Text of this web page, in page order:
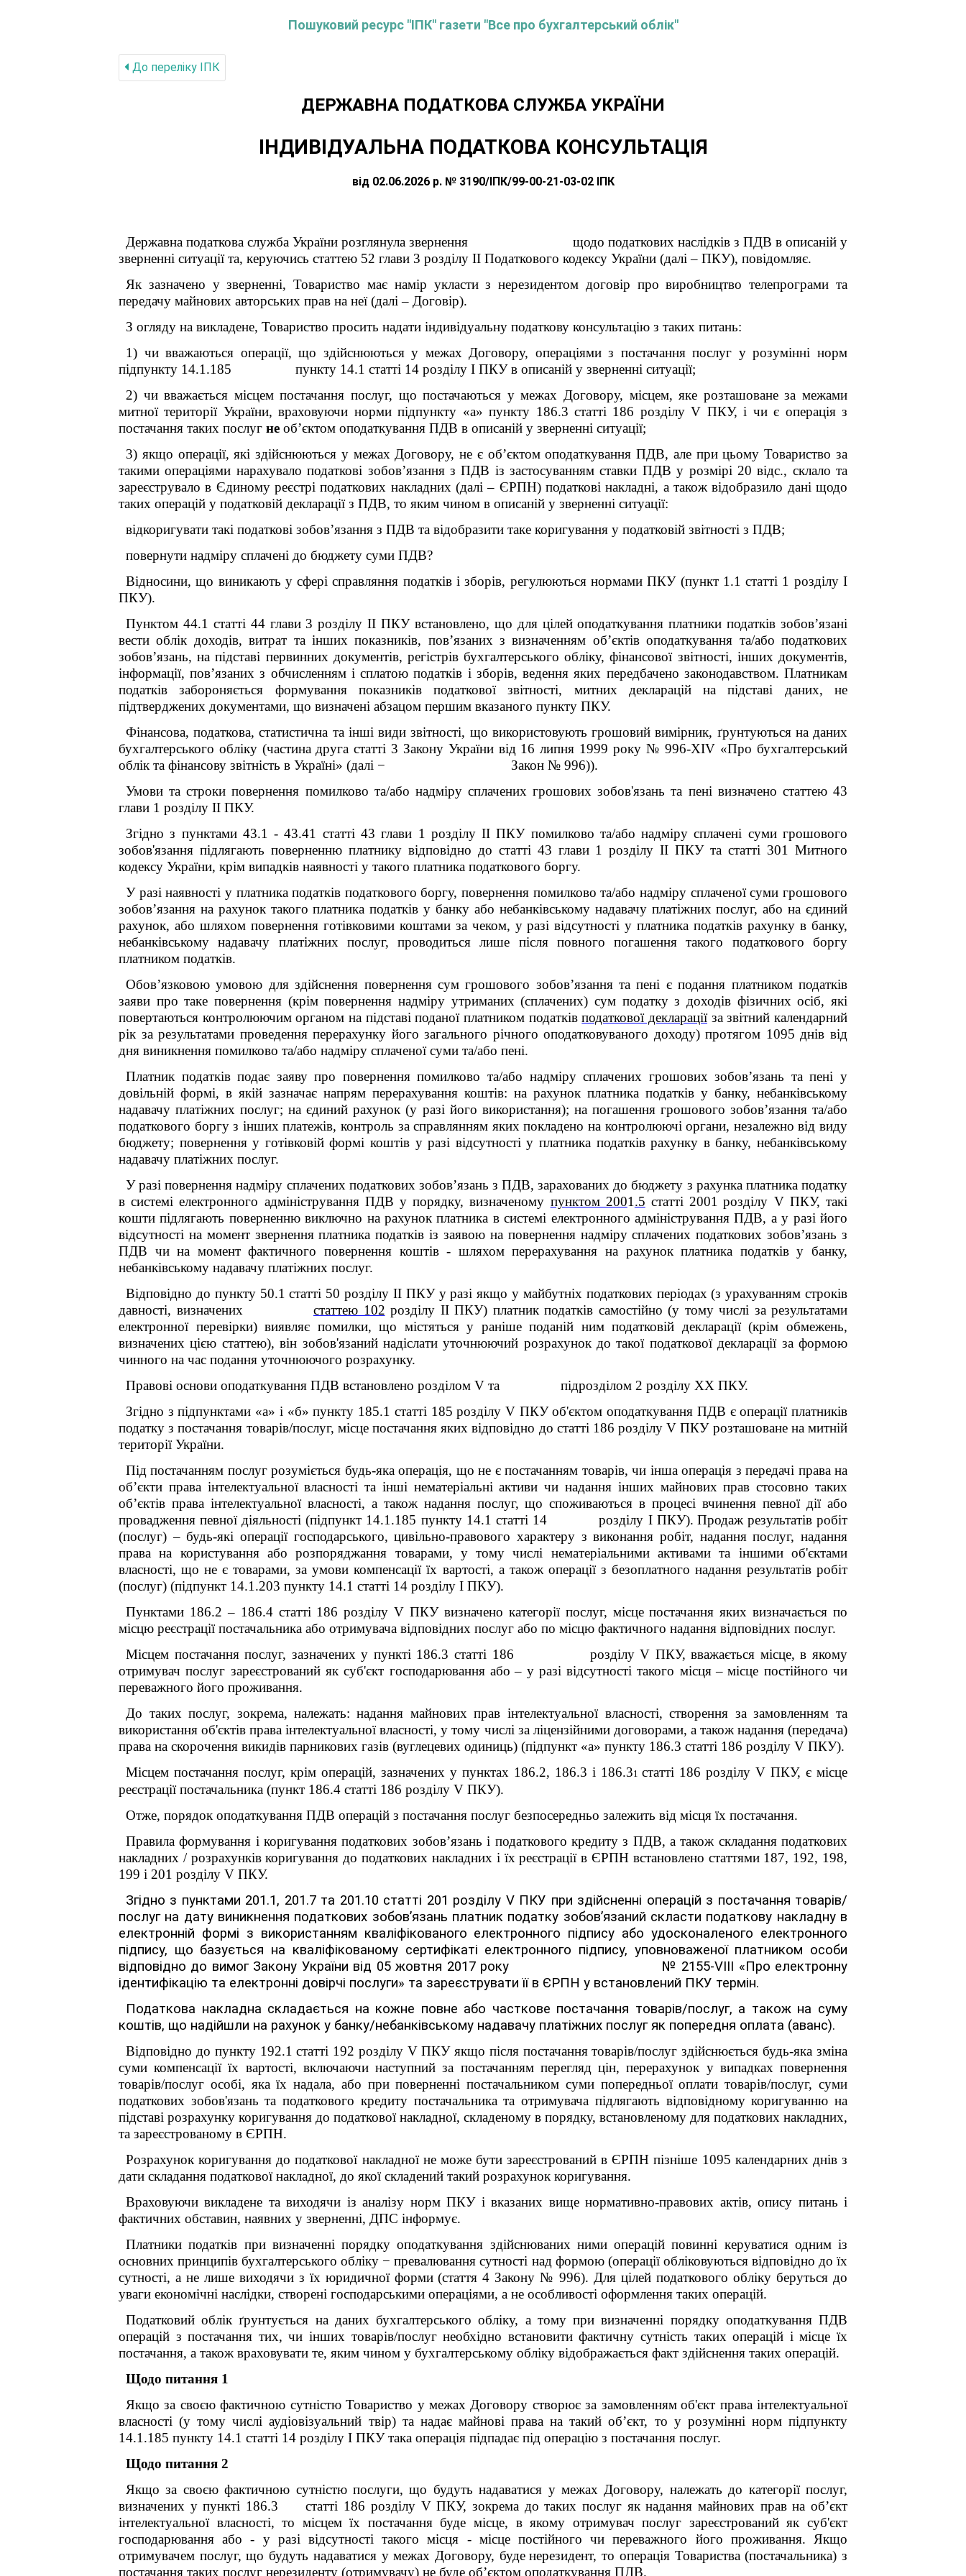
Пошуковий ресурс "ІПК" газети "Все про бухгалтерський облік"
До переліку IПК
ДЕРЖАВНА ПОДАТКОВА СЛУЖБА УКРАЇНИ
ІНДИВІДУАЛЬНА ПОДАТКОВА КОНСУЛЬТАЦІЯ
від 02.06.2026 р. № 3190/ІПК/99-00-21-03-02 ІПК
Державна податкова служба України розглянула звернення щодо податкових наслідків з ПДВ в описаній у
зверненні ситуації та, керуючись статтею 52 глави 3 розділу ІІ Податкового кодексу України (далі – ПКУ), повідомляє.
Як зазначено у зверненні, Товариство має намір укласти з нерезидентом договір про виробництво телепрограми та
передачу майнових авторських прав на неї (далі – Договір).
З огляду на викладене, Товариство просить надати індивідуальну податкову консультацію з таких питань:
1) чи вважаються операції, що здійснюються у межах Договору, операціями з постачання послуг у розумінні норм
підпункту 14.1.185 пункту 14.1 статті 14 розділу I ПКУв описаній у зверненні ситуації;
2) чи вважається місцем постачання послуг, що постачаються у межах Договору, місцем, яке розташоване за межами
митної території України, враховуючи норми підпункту «а»пункту 186.3 статті 186 розділу V ПКУ, і чи є операція з
постачання таких послуг не об’єктом оподаткування ПДВ в описаній у зверненні ситуації;
3) якщо операції, які здійснюються у межах Договору, не є об’єктом оподаткування ПДВ, але при цьому Товариство за
такими операціями нарахувало податкові зобов’язання з ПДВ із застосуванням ставки ПДВ у розмірі 20 відс., склало та
зареєструвало в Єдиному реєстрі податкових накладних (далі – ЄРПН) податкові накладні, а також відобразило дані щодо
таких операцій у податковій декларації з ПДВ, то яким чином в описаній у зверненні ситуації:
відкоригувати такі податкові зобов’язання з ПДВ та відобразити таке коригування у податковій звітності з ПДВ;
повернути надміру сплачені до бюджету суми ПДВ?
Відносини, що виникають у сфері справляння податків і зборів, регулюються нормами ПКУ (пункт 1.1 статті 1 розділу І
ПКУ).
Пунктом 44.1 статті 44 глави 3 розділу ІІ ПКУ встановлено, що для цілей оподаткування платники податків зобов’язані
вести облік доходів, витрат та інших показників, пов’язаних з визначенням об’єктів оподаткування та/або податкових
зобов’язань, на підставі первинних документів, регістрів бухгалтерського обліку, фінансової звітності, інших документів,
інформації, пов’язаних з обчисленням і сплатою податків і зборів, ведення яких передбачено законодавством. Платникам
податків забороняється формування показників податкової звітності, митних декларацій на підставі даних, не
підтверджених документами, що визначені абзацом першим вказаного пункту ПКУ.
Фінансова, податкова, статистична та інші види звітності, що використовують грошовий вимірник, ґрунтуються на даних
бухгалтерського обліку (частина друга статті 3 Закону України від 16 липня 1999 року № 996-XIV «Про бухгалтерський
облік та фінансову звітність в Україні» (далі − Закон № 996)).
Умови та строки повернення помилково та/або надміру сплачених грошових зобов'язань та пені визначено статтею 43
глави 1 розділу II ПКУ.
Згідно з пунктами 43.1 -43.41
статті 43 глави 1 розділу II ПКУ помилково та/або надміру сплачені суми грошового
зобов'язання підлягають поверненню платнику відповідно до статті 43 глави 1 розділу II ПКУ та статті 301 Митного
кодексу України, крім випадків наявності у такого платника податкового боргу.
У разі наявності у платника податків податкового боргу, повернення помилково та/або надміру сплаченої суми грошового
зобов’язання на рахунок такого платника податків у банку або небанківському надавачу платіжних послуг, або на єдиний
рахунок, або шляхом повернення готівковими коштами за чеком, у разі відсутності у платника податків рахунку в банку,
небанківському надавачу платіжних послуг, проводиться лише після повного погашення такого податкового боргу
платником податків.
Обов’язковою умовою для здійснення повернення сум грошового зобов’язання та пені є подання платником податків
заяви про таке повернення (крім повернення надміру утриманих (сплачених) сум податку з доходів фізичних осіб, які
повертаються контролюючим органом на підставі поданої платником податківподаткової деклараціїза звітний календарний
рік за результатами проведення перерахунку його загального річного оподатковуваного доходу) протягом 1095 днів від
дня виникнення помилково та/або надміру сплаченої суми та/або пені.
Платник податків подає заяву про повернення помилково та/або надміру сплачених грошових зобов’язань та пені у
довільній формі, в якій зазначає напрям перерахування коштів: на рахунок платника податків у банку, небанківському
надавачу платіжних послуг; на єдиний рахунок (у разі його використання); на погашення грошового зобов’язання та/або
податкового боргу з інших платежів, контроль за справлянням яких покладено на контролюючі органи, незалежно від виду
бюджету; повернення у готівковій формі коштів у разі відсутності у платника податків рахунку в банку, небанківському
надавачу платіжних послуг.
У разі повернення надміру сплачених податкових зобов’язань зПДВ, зарахованих до бюджету з рахунка платника податку
в системі електронного адміністрування ПДВ у порядку, визначеному пунктом 2001 .5 статті 2001 розділу V ПКУ, такі
кошти підлягають поверненню виключно на рахунок платника в системі електронного адмініструванняПДВ, а у разі його
відсутності на момент звернення платника податків із заявою на повернення надміру сплачених податкових зобов’язань з
ПДВ чи на момент фактичного повернення коштів - шляхом перерахування на рахунок платника податків у банку,
небанківському надавачу платіжних послуг.
Відповідно до пункту 50.1статті 50розділу ІІ ПКУ уразі якщо у майбутніх податкових періодах (з урахуванням строків
давності, визначених
статтею 102 розділу ІІ ПКУ) платник податків самостійно (у тому числі за результатами
електронної перевірки) виявляє помилки, що містяться у раніше поданій ним податковій декларації (крім обмежень,
визначених цією статтею), він зобов'язаний надіслати уточнюючий розрахунок до такої податкової декларації за формою
чинного на час подання уточнюючого розрахунку.
Правові основи оподаткування ПДВ встановлено розділом V та підрозділом 2 розділу XX ПКУ.
Згідно з підпунктами «а» і «б» пункту 185.1 статті 185 розділу V ПКУ об'єктом оподаткування ПДВ є операції платників
податку з постачання товарів/послуг, місце постачання яких відповідно до статті 186 розділу V ПКУ розташоване на митній
території України.
Під постачанням послуг розуміється будь-яка операція, що не є постачанням товарів, чи інша операція з передачі права на
об’єкти права інтелектуальної власності та інші нематеріальні активи чи надання інших майнових прав стосовно таких
об’єктів права інтелектуальної власності, а також надання послуг, що споживаються в процесі вчинення певної дії або
провадження певної діяльності (підпункт 14.1.185 пункту 14.1 статті 14
розділу I ПКУ). Продаж результатів робіт
(послуг) – будь-які операції господарського, цивільно-правового характеру з виконання робіт, надання послуг, надання
права на користування або розпоряджання товарами, у тому числі нематеріальними активами та іншими об'єктами
власності, що не є товарами, за умови компенсації їх вартості, а також операції з безоплатного надання результатів робіт
(послуг) (підпункт 14.1.203 пункту 14.1 статті 14 розділу І ПКУ).
Пунктами 186.2 – 186.4 статті 186 розділу V ПКУ визначено категорії послуг, місце постачання яких визначається по
місцю реєстрації постачальника або отримувача відповідних послуг або по місцю фактичного надання відповідних послуг.
Місцем постачання послуг, зазначених у пункті 186.3 статті 186 розділуV ПКУ, вважається місце, в якому
отримувач послуг зареєстрований як суб'єкт господарювання або – у разі відсутності такого місця – місце постійного чи
переважного його проживання.
До таких послуг, зокрема, належать: надання майнових прав інтелектуальної власності, створення за замовленням та
використання об'єктів права інтелектуальної власності, у тому числі за ліцензійними договорами, а також надання (передача)
права на скорочення викидів парникових газів (вуглецевих одиниць) (підпункт «а» пункту 186.3 статті 186 розділу V ПКУ).
Місцем постачання послуг, крім операцій, зазначених у пунктах 186.2, 186.3 і 186.31 статті 186 розділу V ПКУ, є місце
реєстрації постачальника (пункт 186.4 статті 186 розділу V ПКУ).
Отже, порядок оподаткування ПДВ операцій з постачання послуг безпосередньо залежить від місця їх постачання.
Правила формування і коригування податкових зобов’язань і податкового кредиту з ПДВ, а також складання податкових
накладних / розрахунків коригування до податкових накладних і їх реєстрації в ЄРПН встановлено статтями 187, 192, 198,
199 і 201 розділу V ПКУ.
Згідно з пунктами 201.1, 201.7 та 201.10 статті 201 розділу VПКУ при здійсненні операцій з постачання товарів/
послуг на дату виникнення податкових зобов’язань платник податку зобов’язаний скласти податкову накладну в
електронній формі з використанням кваліфікованого електронного підпису або удосконаленого електронного
підпису, що базується на кваліфікованому сертифікаті електронного підпису, уповноваженої платником особи
відповідно до вимог Закону України від 05 жовтня 2017 року № 2155-VIII «Про електронну
ідентифікацію та електронні довірчі послуги» та зареєструвати її в ЄРПН у встановлений ПКУ термін.
Податкова накладна складається на кожне повне або часткове постачання товарів/послуг, а також на суму
коштів, що надійшли на рахунок у банку/небанківському надавачу платіжних послуг як попередня оплата (аванс).
Відповідно до пункту 192.1 статті 192розділуV ПКУякщо після постачання товарів/послуг здійснюється будь-яка зміна
суми компенсації їх вартості, включаючи наступний за постачанням перегляд цін, перерахунок у випадках повернення
товарів/послуг особі, яка їх надала, або при поверненні постачальником суми попередньої оплати товарів/послуг, суми
податкових зобов'язань та податкового кредиту постачальника та отримувача підлягають відповідному коригуванню на
підставі розрахунку коригування до податкової накладної, складеному в порядку, встановленому для податкових накладних,
та зареєстрованому в ЄРПН.
Розрахунок коригування до податкової накладної не може бути зареєстрований в ЄРПН пізніше 1095 календарних днів з
дати складання податкової накладної, до якої складений такий розрахунок коригування.
Враховуючи викладене та виходячи із аналізу норм ПКУ і вказаних вище нормативно-правових актів, опису питань і
фактичних обставин, наявних у зверненні, ДПС інформує.
Платники податків при визначенні порядку оподаткування здійснюваних ними операцій повинні керуватися одним із
основних принципів бухгалтерського обліку − превалювання сутності над формою (операції обліковуються відповідно до їх
сутності, а не лише виходячи з їх юридичної форми (стаття 4 Закону № 996). Для цілей податкового обліку беруться до
уваги економічні наслідки, створені господарськими операціями, а не особливості оформлення таких операцій.
Податковий облік ґрунтується на даних бухгалтерського обліку, а тому при визначенні порядку оподаткування ПДВ
операцій з постачання тих, чи інших товарів/послуг необхідно встановити фактичну сутність таких операцій і місце їх
постачання, а також враховувати те, яким чином у бухгалтерському обліку відображається факт здійснення таких операцій.
Щодо питання 1
Якщо за своєю фактичною сутністю Товариство у межах Договору створюєза замовленням об'єкт праваінтелектуальної
власності (у тому числі аудіовізуальний твір) та надає майнові права на такий об’єкт, то у розумінні норм підпункту
14.1.185 пункту 14.1 статті 14 розділу I ПКУтака операція підпадає під операцію з постачання послуг.
Щодо питання 2
Якщо за своєю фактичною сутністю послуги, що будуть надаватися у межах Договору, належать до категорії послуг,
визначених упункті 186.3 статті 186 розділу VПКУ, зокрема до таких послуг якнадання майнових правна об’єкт
інтелектуальної власності,то місцем їх постачання буде місце, в якому отримувач послуг зареєстрований як суб'єкт
господарювання або - у разі відсутності такого місця - місце постійного чи переважного його проживання. Якщо
отримувачем послуг,що будуть надаватися у межах Договору, буде нерезидент, то операціяТовариства (постачальника) з
постачання таких послуг нерезиденту (отримувачу) не буде об’єктом оподаткування ПДВ.